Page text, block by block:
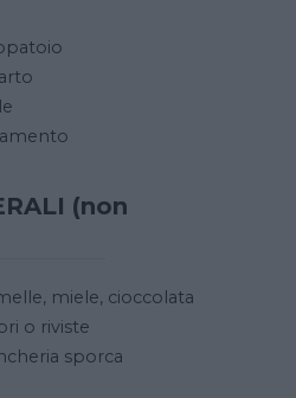
(non
miele, cioccolata
o riviste
sporca